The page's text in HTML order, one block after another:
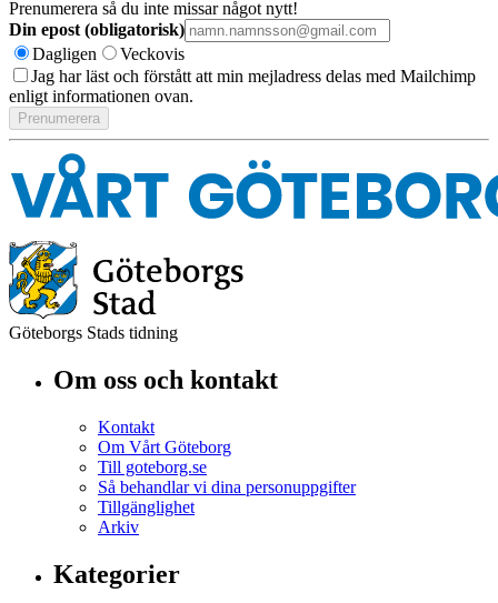
Prenumerera så du inte missar något nytt!
Din epost (obligatorisk)
Dagligen
Veckovis
Jag har läst och förstått att min mejladress delas med Mailchimp
enligt informationen ovan.
Göteborgs Stads tidning
Om oss och kontakt
Kontakt
Om Vårt Göteborg
Till goteborg.se
Så behandlar vi dina personuppgifter
Tillgänglighet
Arkiv
Kategorier